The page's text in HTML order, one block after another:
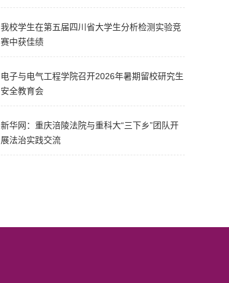
我校学生在第五届四川省大学生分析检测实验竞
赛中获佳绩
电子与电气工程学院召开2026年暑期留校研究生
安全教育会
新华网：重庆涪陵法院与重科大“三下乡”团队开
展法治实践交流